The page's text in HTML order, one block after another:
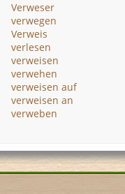
Verweser
verwegen
Verweis
verlesen
verweisen
verwehen
verweisen auf
verweisen an
verweben